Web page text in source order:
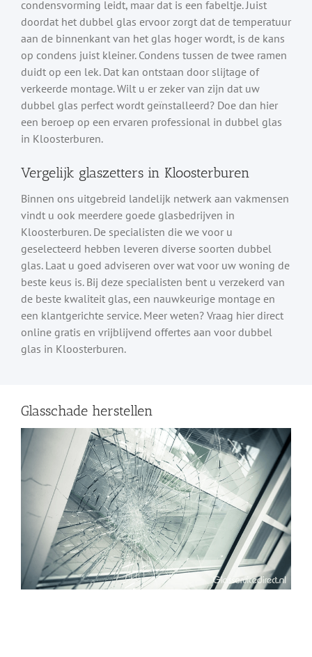
condensvorming leidt, maar dat is een fabeltje. Juist
doordat het dubbel glas ervoor zorgt dat de temperatuur
aan de binnenkant van het glas hoger wordt, is de kans
op condens juist kleiner. Condens tussen de twee ramen
duidt op een lek. Dat kan ontstaan door slijtage of
verkeerde montage. Wilt u er zeker van zijn dat uw
dubbel glas perfect wordt geïnstalleerd? Doe dan hier
een beroep op een ervaren professional in dubbel glas
in Kloosterburen.
Vergelijk glaszetters in Kloosterburen
Binnen ons uitgebreid landelijk netwerk aan vakmensen
vindt u ook meerdere goede glasbedrijven in
Kloosterburen. De specialisten die we voor u
geselecteerd hebben leveren diverse soorten dubbel
glas. Laat u goed adviseren over wat voor uw woning de
beste keus is. Bij deze specialisten bent u verzekerd van
de beste kwaliteit glas, een nauwkeurige montage en
een klantgerichte service. Meer weten? Vraag hier direct
online gratis en vrijblijvend offertes aan voor dubbel
glas in Kloosterburen.
Glasschade herstellen